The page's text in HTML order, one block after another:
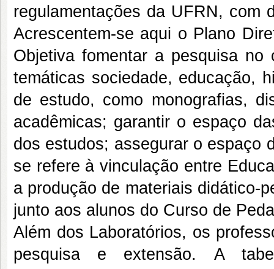
regulamentações da UFRN, com
Acrescentem-se aqui o Plano
Objetiva fomentar a pesquisa
temáticas sociedade, educação,
de estudo, como monografias,
acadêmicas; garantir o espaço
dos estudos; assegurar o espaço
se refere à vinculação entre
a produção de materiais didático-
junto aos alunos do Curso de
Além dos Laboratórios, os
pesquisa e extensão. A